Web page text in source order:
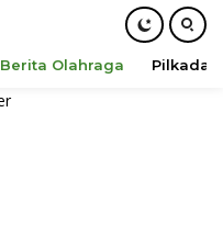
Berita Olahraga Pilkada